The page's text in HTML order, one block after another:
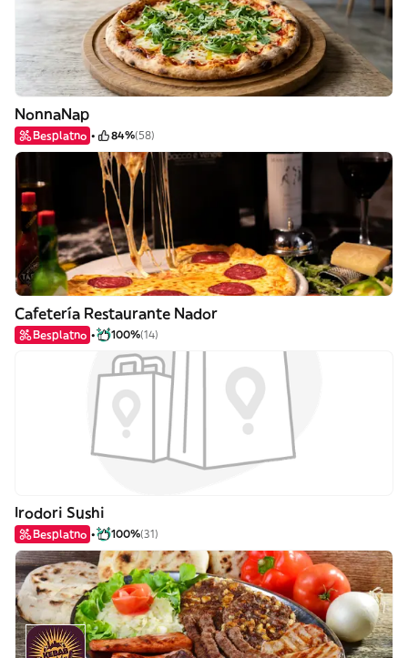
NonnaNap
Besplatno 84%(58)
Cafetería Restaurante Nador
Besplatno 100%(14)
Irodori Sushi
Besplatno 100%(31)